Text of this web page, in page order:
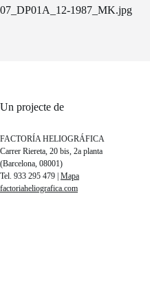
07_DP01A_12-1987_MK.jpg
Un projecte de
FACTORÍA HELIOGRÁFICA
Carrer Riereta, 20 bis, 2a planta
(Barcelona, 08001)
Tel. 933 295 479 | Mapa
factoriaheliografica.com